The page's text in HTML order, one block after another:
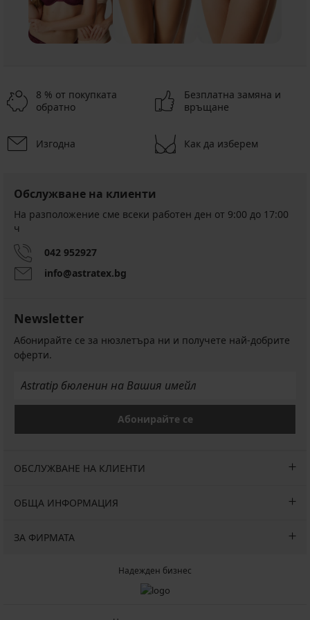
8 % от покупката
обратно
Безплатна замяна и
връщане
Изгодна Как да изберем
Обслужване на клиенти
На разположение сме всеки работен ден от 9:00 до 17:00
ч
042 952927
info@astratex.bg
Newsletter
Абонирайте се за нюзлетъра ни и получете най-добрите
оферти.
Абонирайте се
ОБСЛУЖВАНЕ НА КЛИЕНТИ
ОБЩА ИНФОРМАЦИЯ
ЗА ФИРМАТА
Надежден бизнес